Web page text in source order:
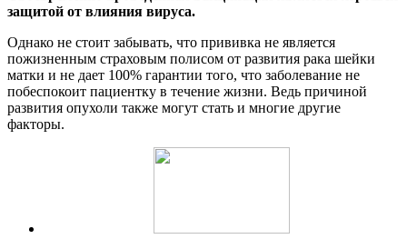
защитой от влияния вируса.
Однако не стоит забывать, что прививка не является
пожизненным страховым полисом от развития рака шейки
матки и не дает 100% гарантии того, что заболевание не
побеспокоит пациентку в течение жизни. Ведь причиной
развития опухоли также могут стать и многие другие
факторы.